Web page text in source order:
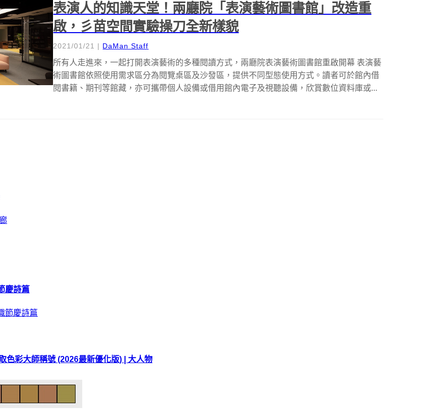
表演人的知識天堂！兩廳院「表演藝術圖書館」改造重
啟，彡苗空間實驗操刀全新樣貌
2021/01/21 | DaMan Staff
所有人走進來，一起打開表演藝術的多種閱讀方式，兩廳院表演藝術圖書館重啟開幕 表演藝
術圖書館依照使用需求區分為閱覽桌區及沙發區，提供不同型態使用方式。讀者可於館內借
閱書籍、期刊等館藏，亦可攜帶個人設備或借用館內電子及視聽設備，欣賞數位資料庫或...
慶詩篇
色彩大師稱號 (2026最新優化版) | 大人物